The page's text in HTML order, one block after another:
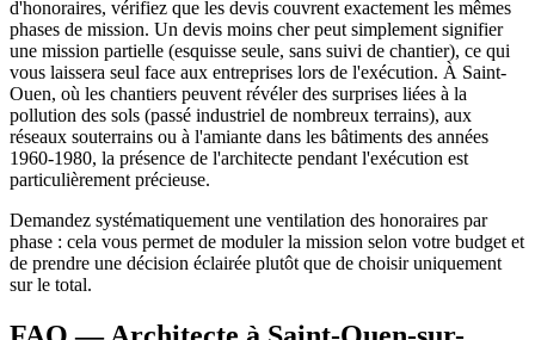
d'honoraires, vérifiez que les devis couvrent exactement les mêmes
phases de mission. Un devis moins cher peut simplement signifier
une mission partielle (esquisse seule, sans suivi de chantier), ce qui
vous laissera seul face aux entreprises lors de l'exécution. À Saint-
Ouen, où les chantiers peuvent révéler des surprises liées à la
pollution des sols (passé industriel de nombreux terrains), aux
réseaux souterrains ou à l'amiante dans les bâtiments des années
1960-1980, la présence de l'architecte pendant l'exécution est
particulièrement précieuse.
Demandez systématiquement une ventilation des honoraires par
phase : cela vous permet de moduler la mission selon votre budget et
de prendre une décision éclairée plutôt que de choisir uniquement
sur le total.